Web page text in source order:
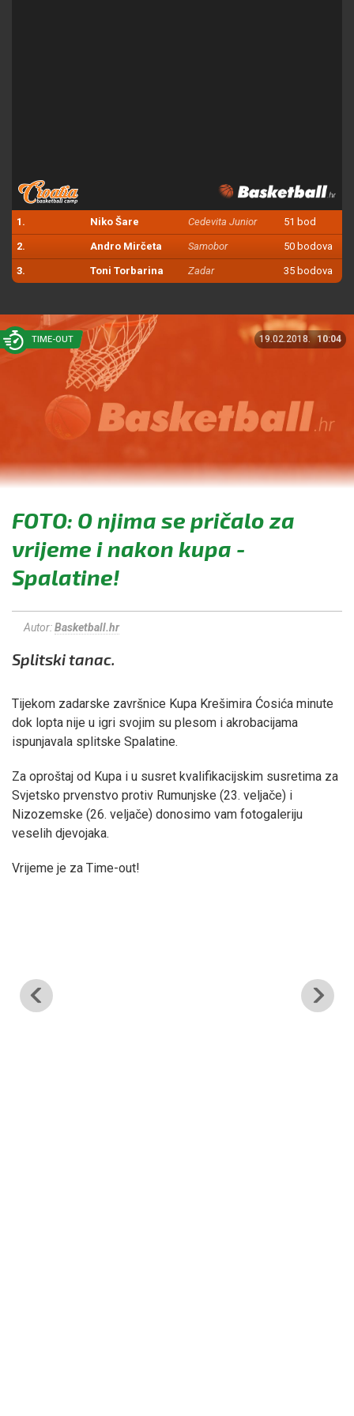
1. Niko Šare Cedevita Junior 51 bod
2. Andro Mirčeta Samobor 50 bodova
3. Toni Torbarina Zadar 35 bodova
TIME-OUT 19.02.2018. 10:04
FOTO: O njima se pričalo za
vrijeme i nakon kupa -
Spalatine!
Autor:Basketball.hr
Splitski tanac.
Tijekom zadarske završnice Kupa Krešimira Ćosića minute
dok lopta nije u igri svojim su plesom i akrobacijama
ispunjavala splitske Spalatine.
Za oproštaj od Kupa i u susret kvalifikacijskim susretima za
Svjetsko prvenstvo protiv Rumunjske (23. veljače) i
Nizozemske (26. veljače) donosimo vam fotogaleriju
veselih djevojaka.
Vrijeme je za Time-out!